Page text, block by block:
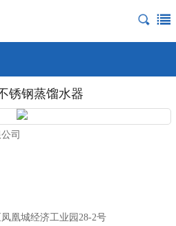
锈钢蒸馏水器
司
凰城经济工业园28-2号